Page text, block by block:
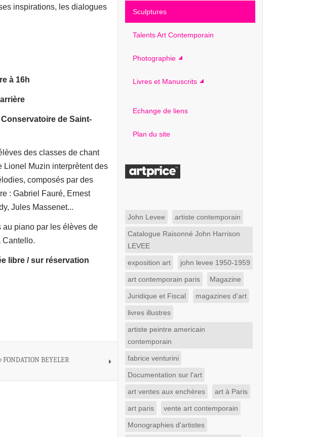
inspirations, les dialogues
à 16h
de Saint-
des classes de chant
Lionel Muzin interprètent des
composés par des
: Gabriel Fauré, Ernest
Jules Massenet...
au piano par les élèves de
Cantello.
libre / sur réservation
BEYELER
Sculptures
Talents Art Contemporain
Photographie
Livres et Manuscrits
Echange de liens
Plan du site
John Levee artiste contemporain
Catalogue Raisonné John Harrison
LEVEE
exposition art john levee 1950-1959
art contemporain paris Magazine
Juridique et Fiscal magazines d'art
livres illustres
artiste peintre americain
contemporain
fabrice venturini
Documentation sur l'art
art ventes aux enchères art à Paris
art paris vente art contemporain
Monographies d'artistes